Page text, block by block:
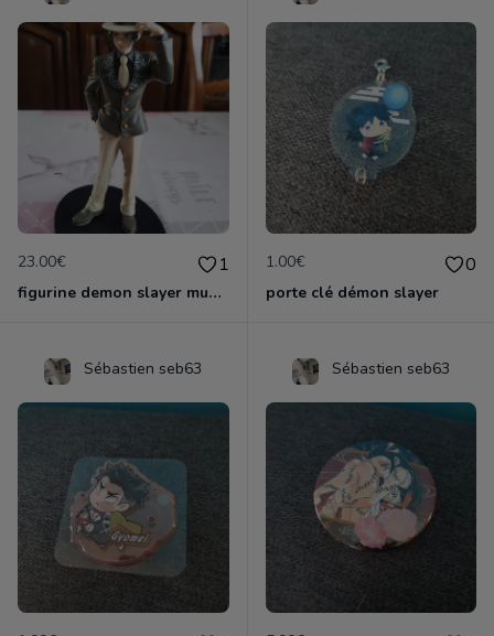
23.00€ 1
figurine demon slayer muzan
1.00€ 0
porte clé démon slayer
Sébastien seb63 Sébastien seb63